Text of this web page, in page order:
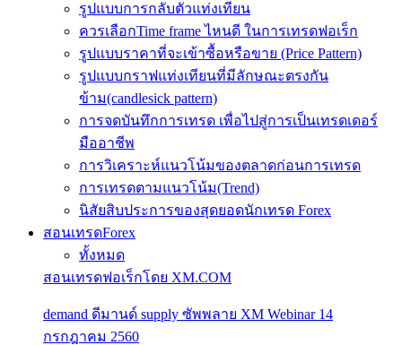
รูปแบบการกลับตัวแท่งเทียน
ควรเลือกTime frame ไหนดี ในการเทรดฟอเร็ก
รูปแบบราคาที่จะเข้าซื้อหรือขาย (Price Pattern)
รูปแบบกราฟแท่งเทียนที่มีลักษณะตรงกัน
ข้าม(candlesick pattern)
การจดบันทึกการเทรด เพื่อไปสู่การเป็นเทรดเดอร์
มืออาชีพ
การวิเคราะห์แนวโน้มของตลาดก่อนการเทรด
การเทรดตามแนวโน้ม(Trend)
นิสัยสิบประการของสุดยอดนักเทรด Forex
สอนเทรดForex
ทั้งหมด
สอนเทรดฟอเร็กโดย XM.COM
demand ดีมานด์ supply ซัพพลาย XM Webinar 14
กรกฎาคม 2560